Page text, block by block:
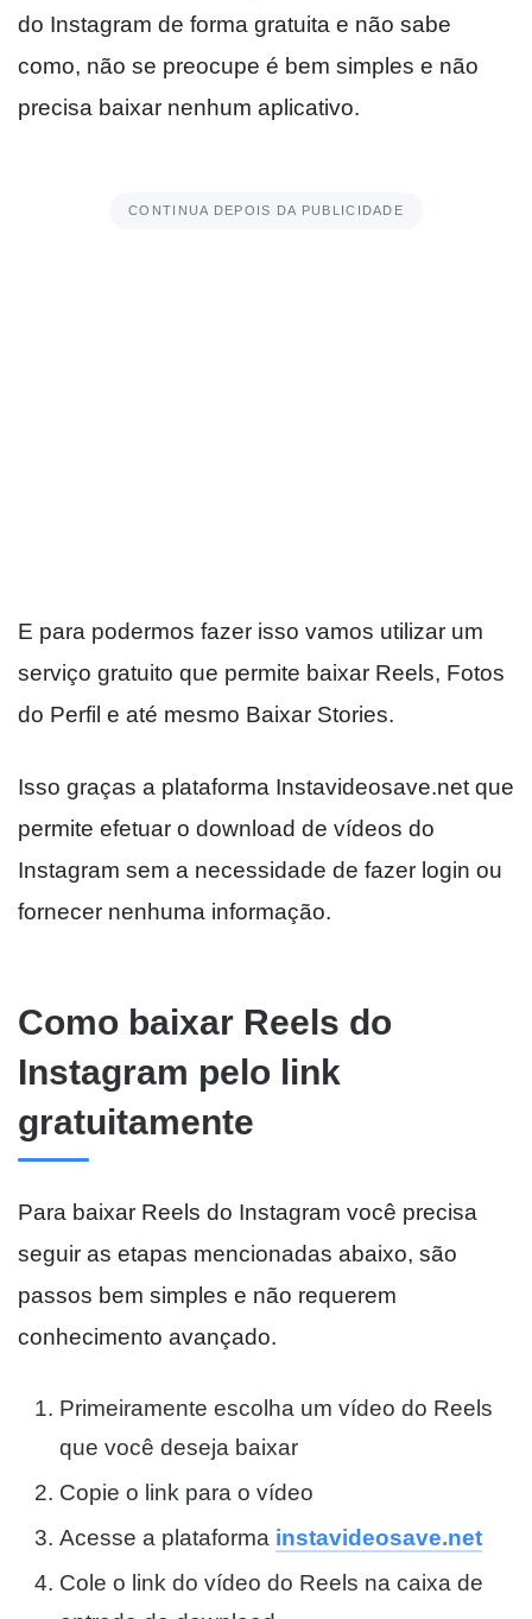
do Instagram de forma gratuita e não sabe
como, não se preocupe é bem simples e não
precisa baixar nenhum aplicativo.
CONTINUA DEPOIS DA PUBLICIDADE
E para podermos fazer isso vamos utilizar um
serviço gratuito que permite baixar Reels, Fotos
do Perfil e até mesmo Baixar Stories.
Isso graças a plataforma Instavideosave.net que
permite efetuar o download de vídeos do
Instagram sem a necessidade de fazer login ou
fornecer nenhuma informação.
Como baixar Reels do
Instagram pelo link
gratuitamente
Para baixar Reels do Instagram você precisa
seguir as etapas mencionadas abaixo, são
passos bem simples e não requerem
conhecimento avançado.
Primeiramente escolha um vídeo do Reels
que você deseja baixar
Copie o link para o vídeo
Acesse a plataforma instavideosave.net
Cole o link do vídeo do Reels na caixa de